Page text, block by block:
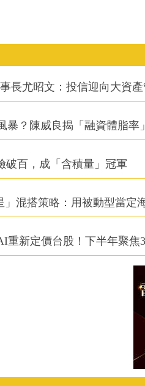
長尤昭文：投信迎向大資
暴？陳威良揭「融資體脂率
破百，成「含積量」冠軍
混搭策略：用被動型當定
重新定價台股！下半年聚焦